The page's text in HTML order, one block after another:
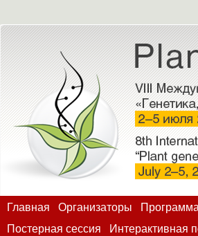
Главная Организаторы Программа
Постерная сессия
Интерактивная